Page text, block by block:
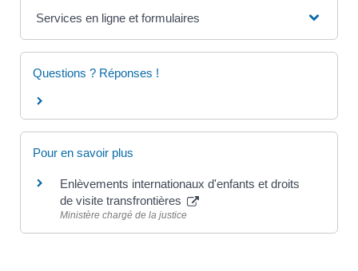
Services en ligne et formulaires
Questions ? Réponses !
Pour en savoir plus
Enlèvements internationaux d'enfants et droits
de visite transfrontières
Ministère chargé de la justice